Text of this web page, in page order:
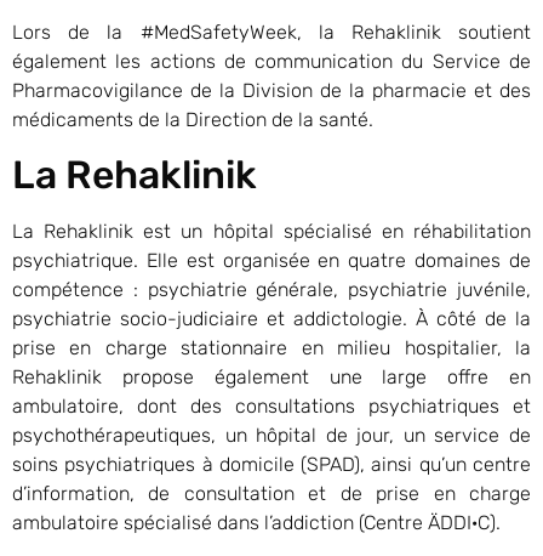
Lors de la #MedSafetyWeek, la Rehaklinik soutient
également les actions de communication du Service de
Pharmacovigilance de la Division de la pharmacie et des
médicaments de la Direction de la santé.
La Rehaklinik
La Rehaklinik est un hôpital spécialisé en réhabilitation
psychiatrique. Elle est organisée en quatre domaines de
compétence : psychiatrie générale, psychiatrie juvénile,
psychiatrie socio-judiciaire et addictologie. À côté de la
prise en charge stationnaire en milieu hospitalier, la
Rehaklinik propose également une large offre en
ambulatoire, dont des consultations psychiatriques et
psychothérapeutiques, un hôpital de jour, un service de
soins psychiatriques à domicile (SPAD), ainsi qu’un centre
d’information, de consultation et de prise en charge
ambulatoire spécialisé dans l’addiction (Centre ÄDDI·C).